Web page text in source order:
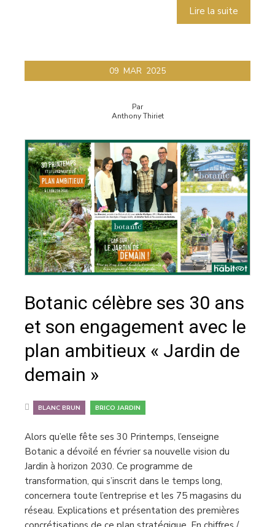
Lire la suite
09 MAR 2025
Par
Anthony Thiriet
Botanic célèbre ses 30 ans
et son engagement avec le
plan ambitieux « Jardin de
demain »
BLANC BRUN BRICO JARDIN
Alors qu’elle fête ses 30 Printemps, l’enseigne
Botanic a dévoilé en février sa nouvelle vision du
Jardin à horizon 2030. Ce programme de
transformation, qui s’inscrit dans le temps long,
concernera toute l’entreprise et les 75 magasins du
réseau. Explications et présentation des premières